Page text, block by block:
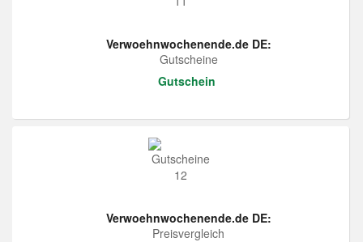
Verwoehnwochenende.de DE:
Gutscheine
Gutschein
Verwoehnwochenende.de DE:
Preisvergleich